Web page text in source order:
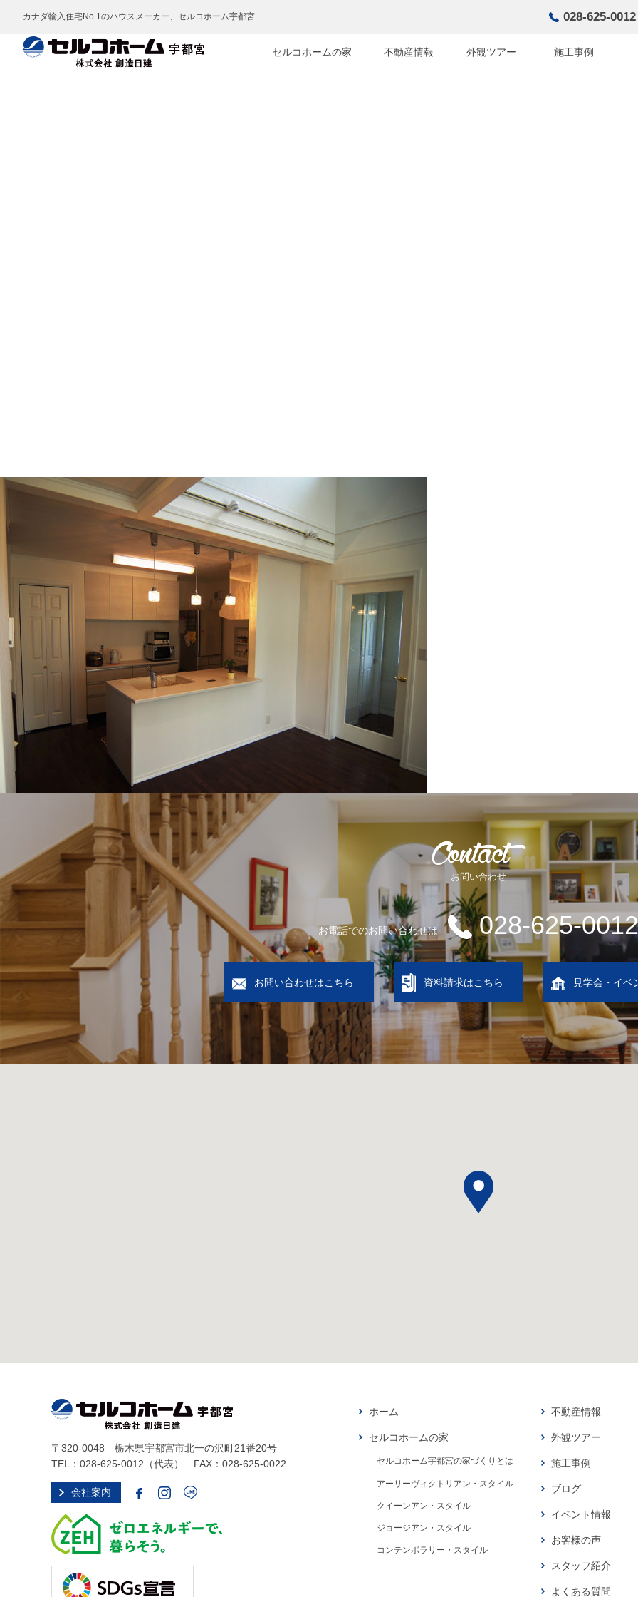
カナダ輸入住宅No.1のハウスメーカー、セルコホーム宇都宮 028-625-0012
セルコホームの家 不動産情報 外観ツアー 施工事例
お問い合わせ
お電話でのお問い合わせは 028-625-0012
お問い合わせはこちら 資料請求はこちら 見学会・イベ
ホーム
セルコホームの家
セルコホーム宇都宮の家づくりとは
アーリーヴィクトリアン・スタイル
クイーンアン・スタイル
ジョージアン・スタイル
コンテンポラリー・スタイル
不動産情報
外観ツアー
施工事例
ブログ
イベント情報
お客様の声
スタッフ紹介
よくある質問
〒320-0048 栃木県宇都宮市北一の沢町21番20号
TEL： 028-625-0012 （代表） FAX：028-625-0022
会社案内